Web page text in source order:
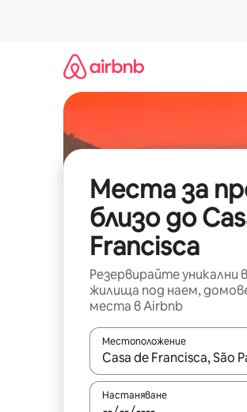
Места за
близо до
Francisca
Резервирайте уникални
жилища под наем,
места в Airbnb
Местоположение
Когато резултатите се
Настаняване